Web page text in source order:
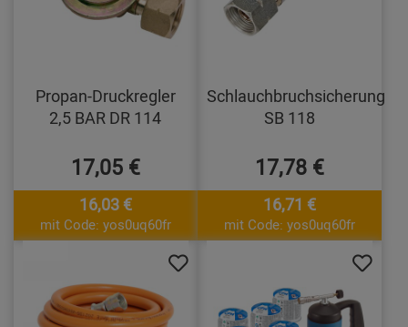
Propan-Druckregler
2,5 BAR DR 114
17,05 €
16,03 €
mit Code: yos0uq60fr
Schlauchbruchsicherung
SB 118
17,78 €
16,71 €
mit Code: yos0uq60fr